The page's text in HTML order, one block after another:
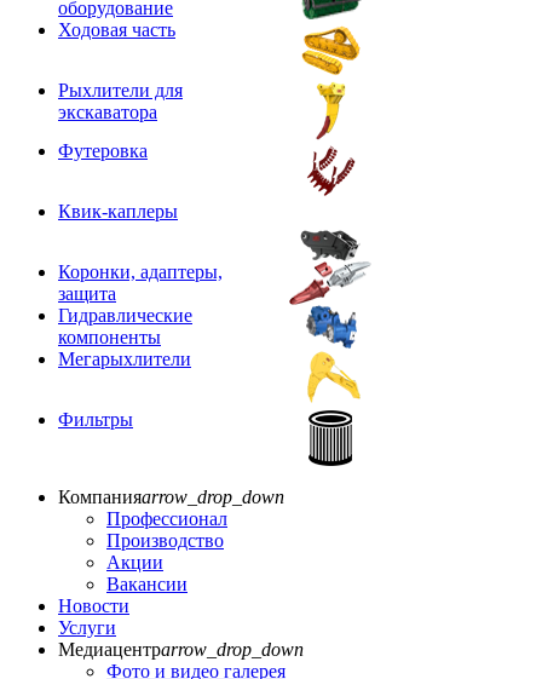
оборудование
Ходовая часть
Рыхлители для
экскаватора
Футеровка
Квик-каплеры
Коронки, адаптеры,
защита
Гидравлические
компоненты
Мегарыхлители
Фильтры
Компанияarrow_drop_down
Профессионал
Производство
Акции
Вакансии
Новости
Услуги
Медиацентрarrow_drop_down
Фото и видео галерея